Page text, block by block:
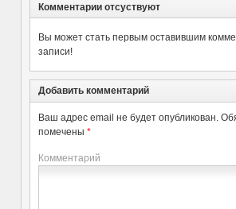
Комментарии отсуствуют
Вы может стать первым оставившим
записи!
Добавить комментарий
Ваш адрес email не будет опубликован.
помечены *
Комментарий